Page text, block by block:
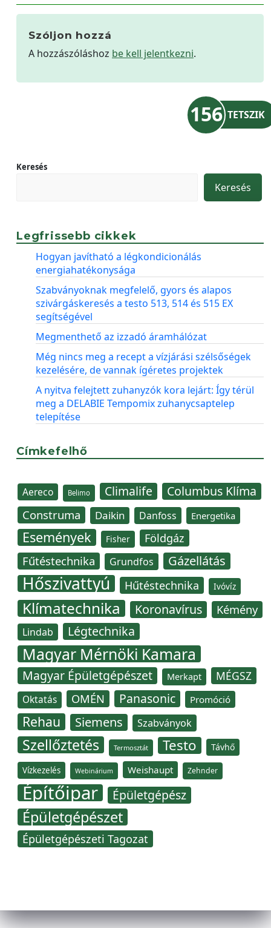
Szóljon hozzá
A hozzászóláshoz be kell jelentkezni.
156 TETSZIK
Keresés
Keresés
Legfrissebb cikkek
Hogyan javítható a légkondicionálás
energiahatékonysága
Szabványoknak megfelelő, gyors és alapos
szivárgáskeresés a testo 513, 514 és 515 EX
segítségével
Megmenthető az izzadó áramhálózat
Még nincs meg a recept a vízjárási szélsőségek
kezelésére, de vannak ígéretes projektek
A nyitva felejtett zuhanyzók kora lejárt: Így térül
meg a DELABIE Tempomix zuhanycsaptelep
telepítése
Címkefelhő
Aereco Belimo Climalife Columbus Klíma
Construma Daikin Danfoss Energetika
Események Fisher Földgáz
Fűtéstechnika Grundfos Gázellátás
Hőszivattyú Hűtéstechnika Ivóvíz
Klímatechnika Koronavírus Kémény
Lindab Légtechnika
Magyar Mérnöki Kamara
Magyar Épületgépészet Merkapt MÉGSZ
Oktatás OMÉN Panasonic Promóció
Rehau Siemens Szabványok
Szellőztetés Termosztát Testo Távhő
Vízkezelés Webinárium Weishaupt Zehnder
Építőipar Épületgépész
Épületgépészet
Épületgépészeti Tagozat